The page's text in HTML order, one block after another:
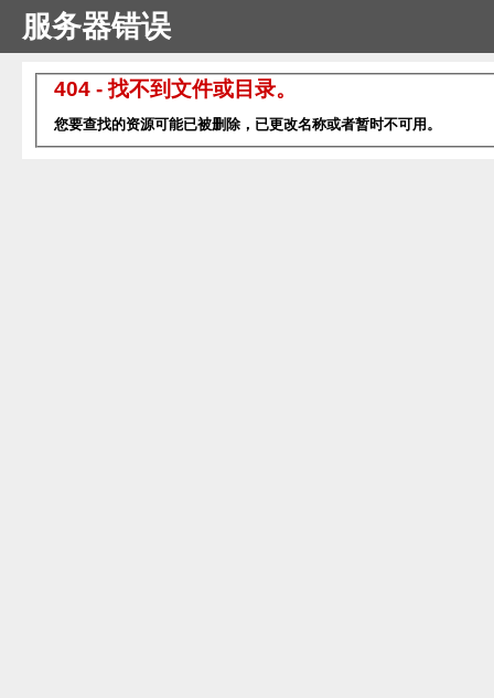
服务器错误
404 - 找不到文件或目录。
您要查找的资源可能已被删除，已更改名称或者暂时不可用。